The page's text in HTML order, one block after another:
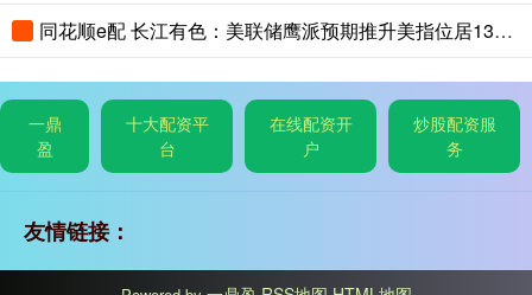
同花顺e配 长江有色：美联储鹰派预期推升美指位居13个月高位 25日镍价或小跌
一鼎
盈
十大配资平
台
在线配资开
户
炒股配资服
务
友情链接：